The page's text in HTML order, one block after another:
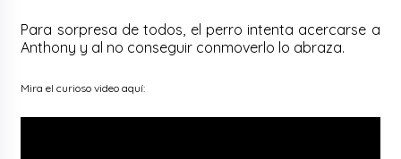
Para sorpresa de todos, el perro intenta acercarse a
Anthony y al no conseguir conmoverlo lo abraza.
Mira el curioso video aquí: